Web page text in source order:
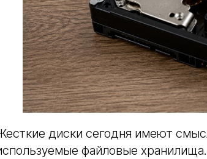
диски сегодня имеют
файловые